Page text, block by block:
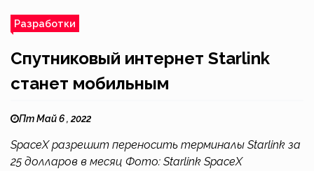
Разработки
Спутниковый интернет Starlink
станет мобильным
Пт Май 6 , 2022
SpaceX разрешит переносить терминалы Starlink за
25 долларов в месяц Фото: Starlink SpaceX